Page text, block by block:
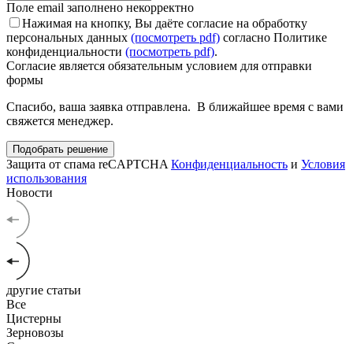
Поле email заполнено некорректно
Нажимая на кнопку, Вы даёте согласие на обработку
персональных данных (посмотреть pdf) согласно Политике
конфиденциальности (посмотреть pdf).
Согласие является обязательным условием для отправки
формы
Спасибо, ваша заявка отправлена. В ближайшее время с вами
свяжется менеджер.
Подобрать решение
Защита от спама reCAPTCHA Конфиденциальность и Условия
использования
Новости
другие статьи
Все
Цистерны
Зерновозы